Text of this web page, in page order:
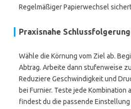
Regelmäßiger Papierwechsel
Praxisnahe
Wähle die Körnung vom Ziel ab.
Abtrag. Arbeite dann stufenweise
Reduziere Geschwindigkeit und
bei Furnier. Teste jede Kombination
findest du die passende